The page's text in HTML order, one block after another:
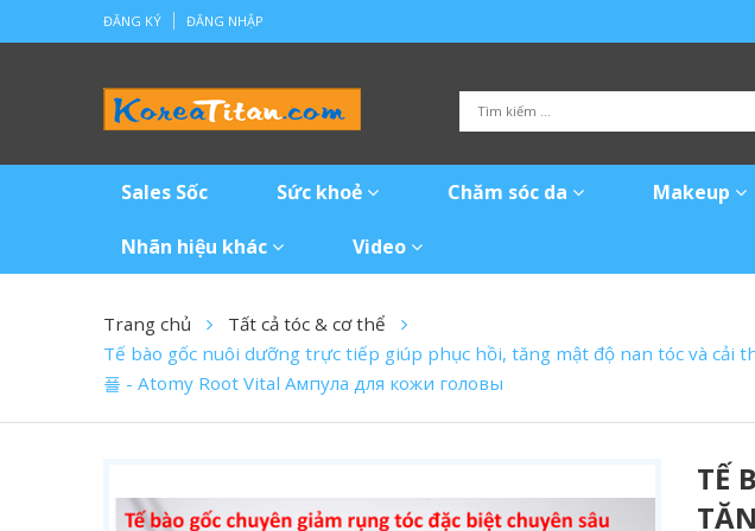
ĐĂNG KÝ ĐĂNG NHẬP
Sales Sốc Sức khoẻ Chăm sóc da Makeup
Nhãn hiệu khác Video
Trang chủ
Tất cả tóc & cơ thể
Tế bào gốc nuôi dưỡng trực tiếp giúp phục hồi, tăng mật độ nan tóc và cải
플 - Atomy Root Vital Ампула для кожи головы
TẾ